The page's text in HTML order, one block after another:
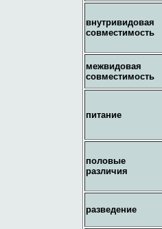
внутривидовая
совместимость
межвидовая
совместимость
питание
половые
различия
разведение